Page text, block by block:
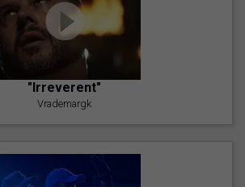
"Irreverent"
Vrademargk